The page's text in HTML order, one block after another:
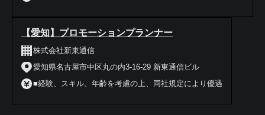
【愛知】プロモーションプランナー
株式会社新東通信
愛知県名古屋市中区丸の内3-16-29 新東通信ビル
■経験、スキル、年齢を考慮の上、同社規定により優遇